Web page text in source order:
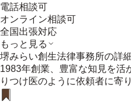
電話相談可
オンライン相談可
全国出張対応
もっと見る
堺みらい創生法律事務所の詳
1983年創業、豊富な知見を活
りつけ医のように依頼者に寄